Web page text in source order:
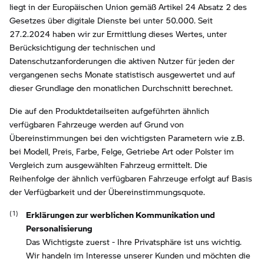
liegt in der Europäischen Union gemäß Artikel 24 Absatz 2 des
Gesetzes über digitale Dienste bei unter 50.000. Seit
27.2.2024 haben wir zur Ermittlung dieses Wertes, unter
Berücksichtigung der technischen und
Datenschutzanforderungen die aktiven Nutzer für jeden der
vergangenen sechs Monate statistisch ausgewertet und auf
dieser Grundlage den monatlichen Durchschnitt berechnet.
Die auf den Produktdetailseiten aufgeführten ähnlich
verfügbaren Fahrzeuge werden auf Grund von
Übereinstimmungen bei den wichtigsten Parametern wie z.B.
bei Modell, Preis, Farbe, Felge, Getriebe Art oder Polster im
Vergleich zum ausgewählten Fahrzeug ermittelt. Die
Reihenfolge der ähnlich verfügbaren Fahrzeuge erfolgt auf Basis
der Verfügbarkeit und der Übereinstimmungsquote.
Erklärungen zur werblichen Kommunikation und
Personalisierung
Das Wichtigste zuerst - Ihre Privatsphäre ist uns wichtig.
Wir handeln im Interesse unserer Kunden und möchten die